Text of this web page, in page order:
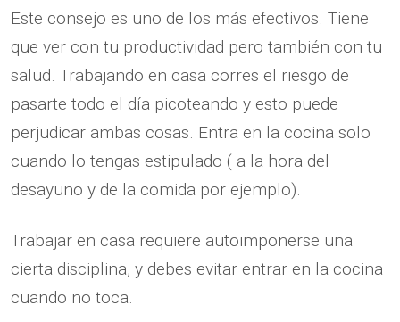
Este consejo es uno de los más efectivos. Tiene
que ver con tu productividad pero también con tu
salud. Trabajando en casa corres el riesgo de
pasarte todo el día picoteando y esto puede
perjudicar ambas cosas. Entra en la cocina solo
cuando lo tengas estipulado ( a la hora del
desayuno y de la comida por ejemplo).
Trabajar en casa requiere autoimponerse una
cierta disciplina, y debes evitar entrar en la cocina
cuando no toca.